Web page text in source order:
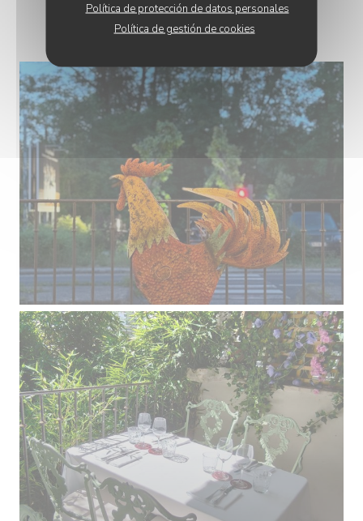
Política de protección de datos personales
Política de gestión de cookies
PHOTOS